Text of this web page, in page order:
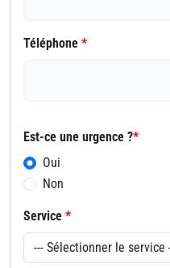
Téléphone *
Est-ce une urgence ?*
Oui
Non
Service *